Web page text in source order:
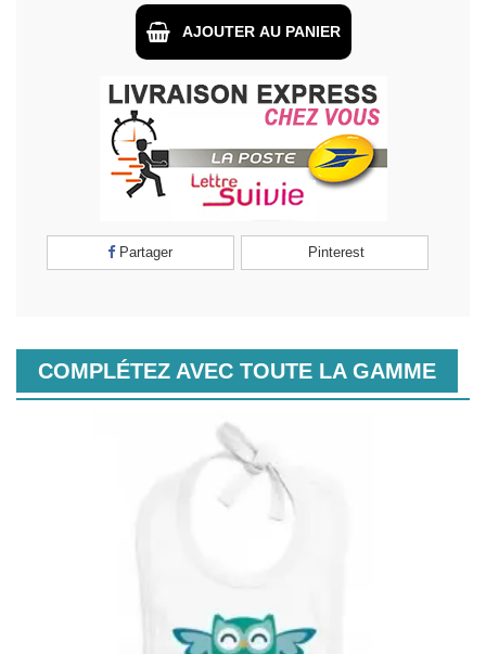
AJOUTER AU PANIER
Partager Pinterest
COMPLÉTEZ AVEC TOUTE LA GAMME